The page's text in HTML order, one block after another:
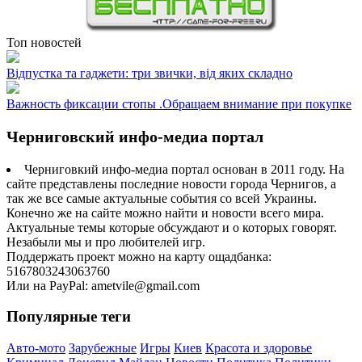
Топ новостей
Відпустка та гаджети: три звички, від яких складно
Важность фиксации стопы .Обращаем внимание при покупке
Черниговский инфо-медиа портал
Черниговкий инфо-медиа портал основан в 2011 году. На
сайте представлены последние новости города Чернигов, а
так же все самые актуальные события со всей Украины.
Конечно же на сайте можно найти и новости всего мира.
Актуальные темы которые обсуждают и о которых говорят.
Незабыли мы и про любителей игр.
Поддержать проект можно на карту ощадбанка:
5167803243063760
Или на PayPal: ametvile@gmail.com
Популярные теги
Авто-мото Зарубежные Игры Киев Красота и здоровье